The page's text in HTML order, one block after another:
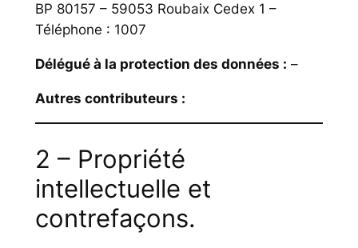
BP 80157 – 59053 Roubaix Cedex 1 –
Téléphone : 1007
Délégué à la protection des données : –
Autres contributeurs :
2 – Propriété
intellectuelle et
contrefaçons.